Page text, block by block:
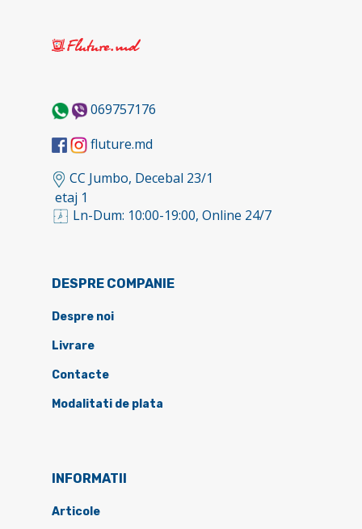
069757176
fluture.md
CC Jumbo, Decebal 23/1
etaj 1
Ln-Dum: 10:00-19:00, Online 24/7
DESPRE COMPANIE
Despre noi
Livrare
Contacte
Modalitati de plata
INFORMATII
Articole